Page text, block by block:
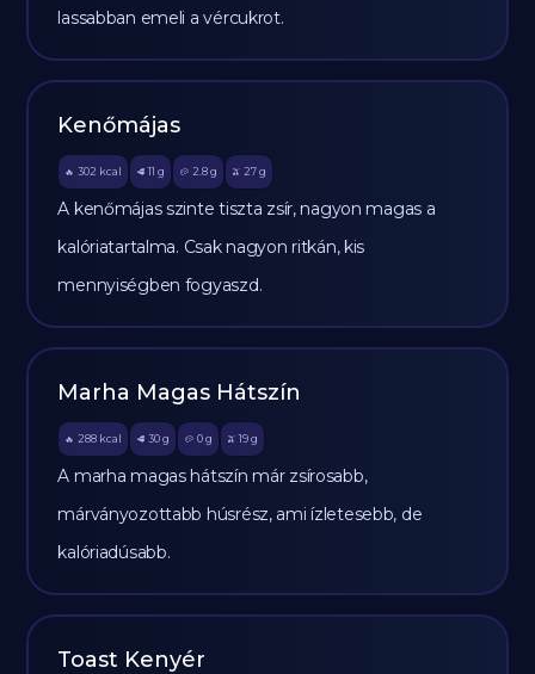
lassabban emeli a vércukrot.
Kenőmájas
🔥 302 kcal 🥩 11 g 🥔 2.8g 🫒 27 g
A kenőmájas szinte tiszta zsír, nagyon magas a
kalóriatartalma. Csak nagyon ritkán, kis
mennyiségben fogyaszd.
Marha Magas Hátszín
🔥 288 kcal 🥩 30 g 🥔 0g 🫒 19 g
A marha magas hátszín már zsírosabb,
márványozottabb húsrész, ami ízletesebb, de
kalóriadúsabb.
Toast Kenyér